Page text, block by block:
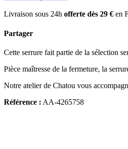
Livraison sous 24h offerte dès 29 € en
Partager
Cette serrure fait partie de la sélection
Pièce maîtresse de la fermeture, la
Notre atelier de Chatou vous
Référence : AA-4265758